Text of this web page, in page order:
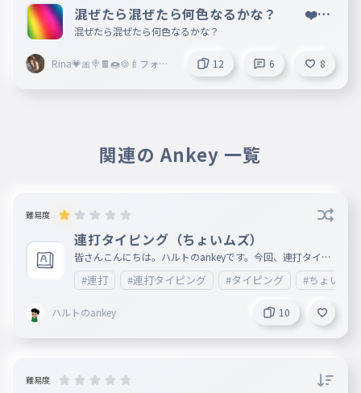
045 あのん
anonn
あんず
あんじ
混ぜたら混ぜたら何色なるかな？ ❤️＋
💙＝？
混ぜたら混ぜたら何色なるかな？
Rina💗🎀🍭🍫🍩🍪🍼フォロ
12 6 8
関連の Ankey 一覧
難易度
連打タイピング（ちょいムズ）
皆さんこんにちは。ハルトのankeyです。今回、連打タイピ
ング（ちょいムズ）です。普通に、ネタ切れてます。助けて
。あと、名前は言いたくなかったのですが、あいかさん。僕
のこと嫌いですか？こんな質問してすみませんですが、理由
は、なんか、ちょっと距離置かれてる気がして...。本当にこ
んなこと言って申し訳ございません。もし、嫌いじゃなかっ
たら、8月10日の日にタイピング3本くらい投稿します。い
#連打 #連打タイピング #タイピング #ちょいムズ
ハルトのankey 10
難易度